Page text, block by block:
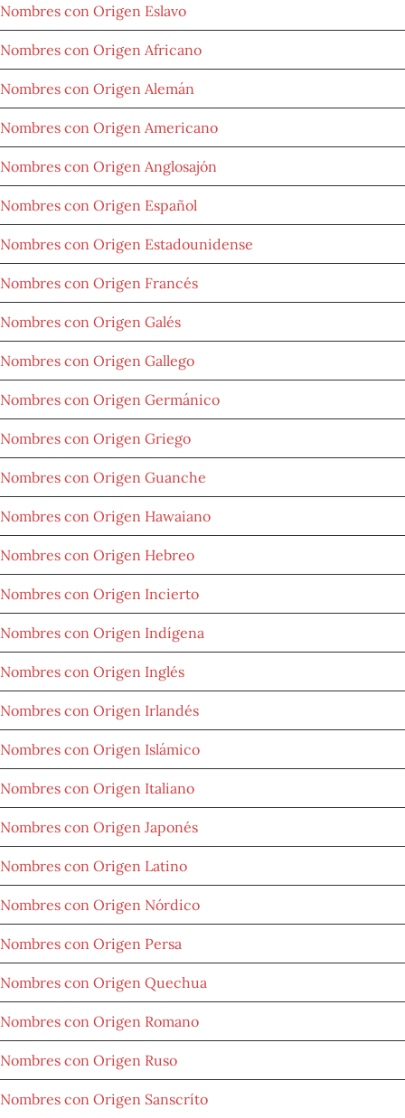
Nombres con Origen Eslavo
Nombres con Origen Africano
Nombres con Origen Alemán
Nombres con Origen Americano
Nombres con Origen Anglosajón
Nombres con Origen Español
Nombres con Origen Estadounidense
Nombres con Origen Francés
Nombres con Origen Galés
Nombres con Origen Gallego
Nombres con Origen Germánico
Nombres con Origen Griego
Nombres con Origen Guanche
Nombres con Origen Hawaiano
Nombres con Origen Hebreo
Nombres con Origen Incierto
Nombres con Origen Indígena
Nombres con Origen Inglés
Nombres con Origen Irlandés
Nombres con Origen Islámico
Nombres con Origen Italiano
Nombres con Origen Japonés
Nombres con Origen Latino
Nombres con Origen Nórdico
Nombres con Origen Persa
Nombres con Origen Quechua
Nombres con Origen Romano
Nombres con Origen Ruso
Nombres con Origen Sanscríto